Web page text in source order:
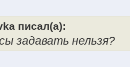
писал(а):
задавать нельзя?